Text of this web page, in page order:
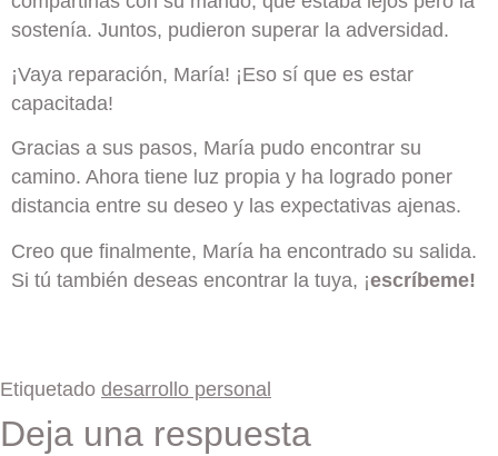
sostenía. Juntos, pudieron superar la adversidad.
¡Vaya reparación, María! ¡Eso sí que es estar
capacitada!
Gracias a sus pasos, María pudo encontrar su
camino. Ahora tiene luz propia y ha logrado poner
distancia entre su deseo y las expectativas ajenas.
Creo que finalmente, María ha encontrado su salida.
Si tú también deseas encontrar la tuya, ¡escríbeme!
Etiquetado desarrollo personal
Deja una respuesta